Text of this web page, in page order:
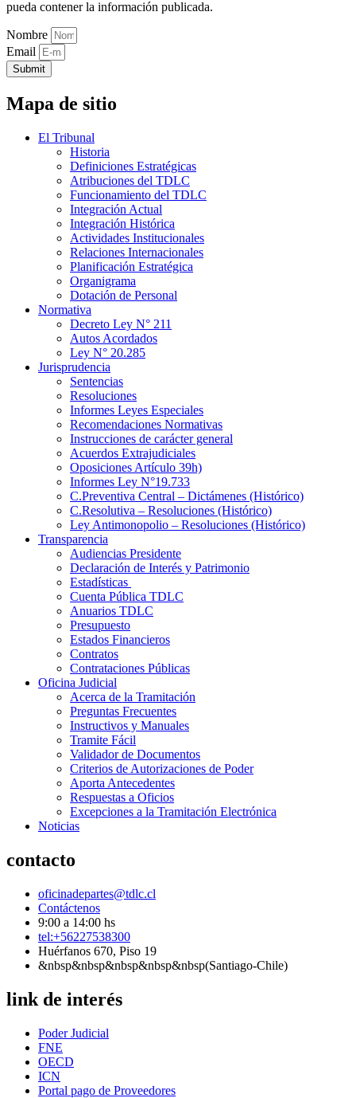
pueda contener la información publicada.
Nombre
Email
Submit
Mapa de sitio
El Tribunal
Historia
Definiciones Estratégicas
Atribuciones del TDLC
Funcionamiento del TDLC
Integración Actual
Integración Histórica
Actividades Institucionales
Relaciones Internacionales
Planificación Estratégica
Organigrama
Dotación de Personal
Normativa
Decreto Ley N° 211
Autos Acordados
Ley N° 20.285
Jurisprudencia
Sentencias
Resoluciones
Informes Leyes Especiales
Recomendaciones Normativas
Instrucciones de carácter general
Acuerdos Extrajudiciales
Oposiciones Artículo 39h)
Informes Ley N°19.733
C.Preventiva Central – Dictámenes (Histórico)
C.Resolutiva – Resoluciones (Histórico)
Ley Antimonopolio – Resoluciones (Histórico)
Transparencia
Audiencias Presidente
Declaración de Interés y Patrimonio
Estadísticas
Cuenta Pública TDLC
Anuarios TDLC
Presupuesto
Estados Financieros
Contratos
Contrataciones Públicas
Oficina Judicial
Acerca de la Tramitación
Preguntas Frecuentes
Instructivos y Manuales
Tramite Fácil
Validador de Documentos
Criterios de Autorizaciones de Poder
Aporta Antecedentes
Respuestas a Oficios
Excepciones a la Tramitación Electrónica
Noticias
contacto
oficinadepartes@tdlc.cl
Contáctenos
9:00 a 14:00 hs
tel:+56227538300
Huérfanos 670, Piso 19
&nbsp&nbsp&nbsp&nbsp&nbsp(Santiago-Chile)
link de interés
Poder Judicial
FNE
OECD
ICN
Portal pago de Proveedores